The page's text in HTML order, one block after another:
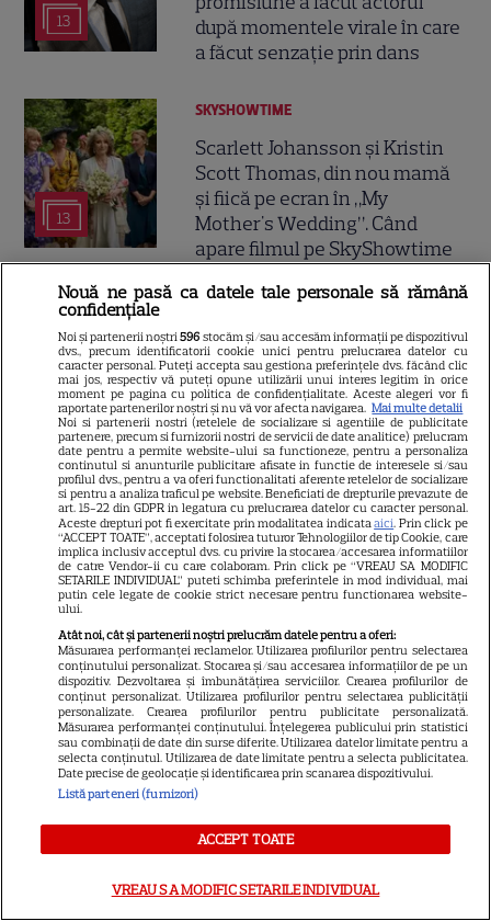
13
după momentele virale în care
a făcut senzație prin dans
13
SKYSHOWTIME
Scarlett Johansson și Kristin
Scott Thomas, din nou mamă
și fiică pe ecran în „My
Mother's Wedding”. Când
apare filmul pe SkyShowtime
9
Jamie Campbell Bower, starul
din „Stranger Things”, intră în
universul „Stăpânul Inelelor”.
Ce rol legendar va interpreta în
sezonul 3
5
NETFLIX
„Palatul de Est”, noul fenomen
coreean de pe Netflix: Regele
blestemat, fantomele și
moartea
PRIME VIDEO
Când „Fălci” se întâlnește cu
„Coborâre întunecată”:
Producția claustrofobă de pe
ratată
DISNEY PLUS
Nouă ne pasă ca datele tale personale să rămână
confidențiale
Noi și partenerii noștri596 stocăm și/sau accesăm informații pe dispozitivul
dvs., precum identificatorii cookie unici pentru prelucrarea datelor cu
caracter personal. Puteți accepta sau gestiona preferințele dvs. făcând clic
mai jos, respectiv vă puteți opune utilizării unui interes legitim în orice
moment pe pagina cu politica de confidențialitate. Aceste alegeri vor fi
raportate partenerilor noștri și nu vă vor afecta navigarea. Mai multe detalii
Noi si partenerii nostri (retelele de socializare si agentiile de publicitate
partenere, precum si furnizorii nostri de servicii de date analitice) prelucram
date pentru a permite website-ului sa functioneze, pentru a personaliza
continutul si anunturile publicitare afisate in functie de interesele si/sau
profilul dvs., pentru a va oferi functionalitati aferente retelelor de socializare
si pentru a analiza traficul pe website. Beneficiati de drepturile prevazute de
art. 15-22 din GDPR in legatura cu prelucrarea datelor cu caracter personal.
Aceste drepturi pot fi exercitate prin modalitatea indicataaici. Prin click pe
“ACCEPT TOATE”, acceptati folosirea tuturor Tehnologiilor de tip Cookie, care
implica inclusiv acceptul dvs. cu privire la stocarea/accesarea informatiilor
de catre Vendor-ii cu care colaboram. Prin click pe “VREAU SA MODIFIC
SETARILE INDIVIDUAL” puteti schimba preferintele in mod individual, mai
putin cele legate de cookie strict necesare pentru functionarea website-
ului.
Atât noi, cât și partenerii noștri prelucrăm datele pentru a oferi:
Măsurarea performanței reclamelor. Utilizarea profilurilor pentru selectarea
conținutului personalizat. Stocarea și/sau accesarea informațiilor de pe un
dispozitiv. Dezvoltarea și îmbunătățirea serviciilor. Crearea profilurilor de
conținut personalizat. Utilizarea profilurilor pentru selectarea publicității
personalizate. Crearea profilurilor pentru publicitate personalizată.
Măsurarea performanței conținutului. Înțelegerea publicului prin statistici
sau combinații de date din surse diferite. Utilizarea datelor limitate pentru a
selecta conținutul. Utilizarea de date limitate pentru a selecta publicitatea.
Date precise de geolocație și identificarea prin scanarea dispozitivului.
Listă parteneri (furnizori)
ACCEPT TOATE
VREAU SA MODIFIC SETARILE INDIVIDUAL